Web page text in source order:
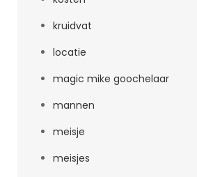
kruidvat
locatie
magic mike goochelaar
mannen
meisje
meisjes